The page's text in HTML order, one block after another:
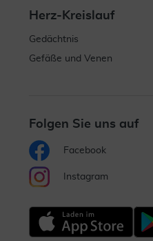
Herz-Kreislauf
Gedächtnis
Gefäße und Venen
Folgen Sie uns auf
Facebook
Instagram